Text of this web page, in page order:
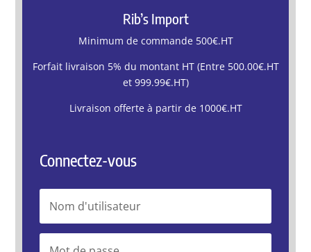
Rib’s Import
Minimum de commande 500€.HT
Forfait livraison 5% du montant HT (Entre 500.00€.HT
et 999.99€.HT)
Livraison offerte à partir de 1000€.HT
Connectez-vous